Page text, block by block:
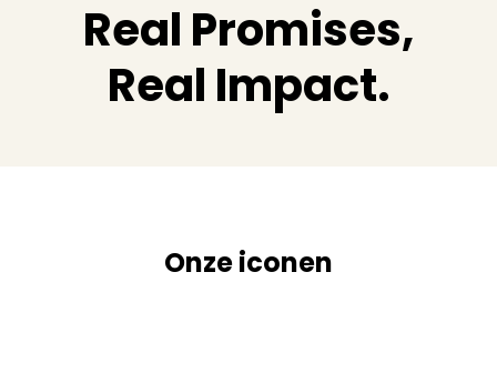
Real Promises,
Real Impact.
Onze iconen
Shop Primadonna Deauville
Shop Primadonna Madison